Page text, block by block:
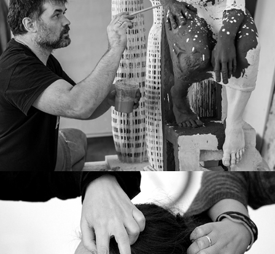
В ателието: Петринел Гочев